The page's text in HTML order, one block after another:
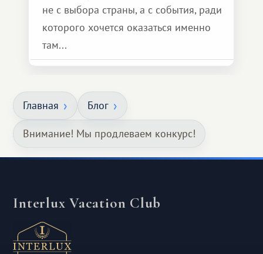
не с выбора страны, а с события, ради
которого хочется оказаться именно
там...
Главная Блог
Внимание! Мы продлеваем конкурс!
Interlux Vacation Club